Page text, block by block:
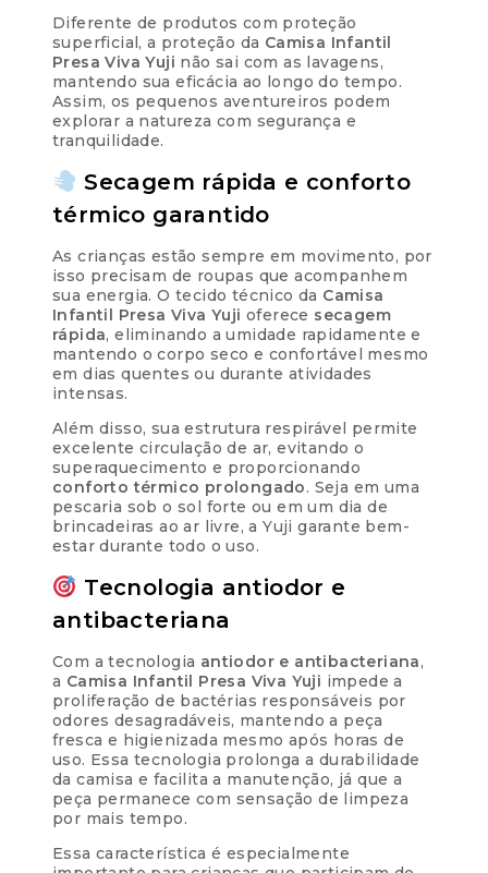
Diferente de produtos com proteção
superficial, a proteção da Camisa Infantil
Presa Viva Yuji não sai com as lavagens,
mantendo sua eficácia ao longo do tempo.
Assim, os pequenos aventureiros podem
explorar a natureza com segurança e
tranquilidade.
Secagem rápida e conforto
térmico garantido
As crianças estão sempre em movimento, por
isso precisam de roupas que acompanhem
sua energia. O tecido técnico da Camisa
Infantil Presa Viva Yuji oferece secagem
rápida, eliminando a umidade rapidamente e
mantendo o corpo seco e confortável mesmo
em dias quentes ou durante atividades
intensas.
Além disso, sua estrutura respirável permite
excelente circulação de ar, evitando o
superaquecimento e proporcionando
conforto térmico prolongado. Seja em uma
pescaria sob o sol forte ou em um dia de
brincadeiras ao ar livre, a Yuji garante bem-
estar durante todo o uso.
Tecnologia antiodor e
antibacteriana
Com a tecnologia antiodor e antibacteriana,
a Camisa Infantil Presa Viva Yuji impede a
proliferação de bactérias responsáveis por
odores desagradáveis, mantendo a peça
fresca e higienizada mesmo após horas de
uso. Essa tecnologia prolonga a durabilidade
da camisa e facilita a manutenção, já que a
peça permanece com sensação de limpeza
por mais tempo.
Essa característica é especialmente